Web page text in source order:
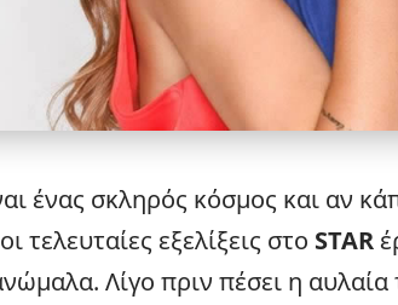
ένας σκληρός κόσμος και αν
τελευταίες εξελίξεις στο STAR
Λίγο πριν πέσει η αυλαία